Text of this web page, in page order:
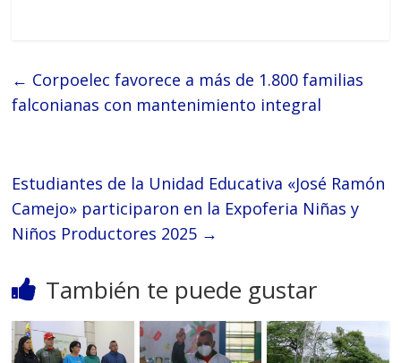
← Corpoelec favorece a más de 1.800 familias
falconianas con mantenimiento integral
Estudiantes de la Unidad Educativa «José Ramón
Camejo» participaron en la Expoferia Niñas y
Niños Productores 2025 →
También te puede gustar